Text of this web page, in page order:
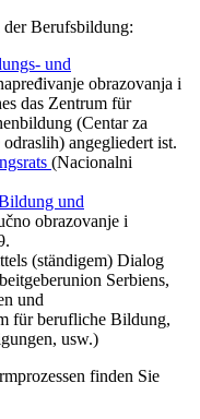
Berufsbildung:
und
obrazovanja i
das Zentrum für
(Centar za
angegliedert ist.
(Nacionalni
und
obrazovanje i
(ständigem) Dialog
Serbiens,
und
für berufliche Bildung,
usw.)
finden Sie